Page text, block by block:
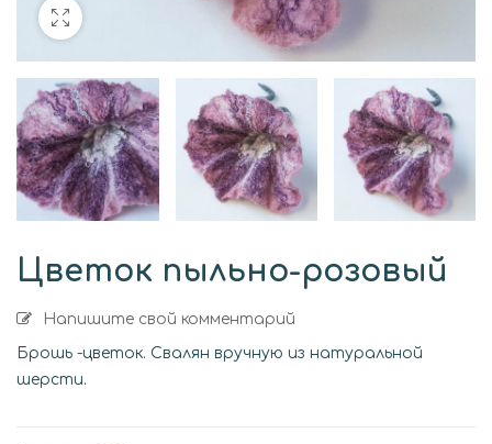
Цветок пыльно-розовый
Напишите свой комментарий
Брошь -цветок. Свалян вручную из натуральной
шерсти.